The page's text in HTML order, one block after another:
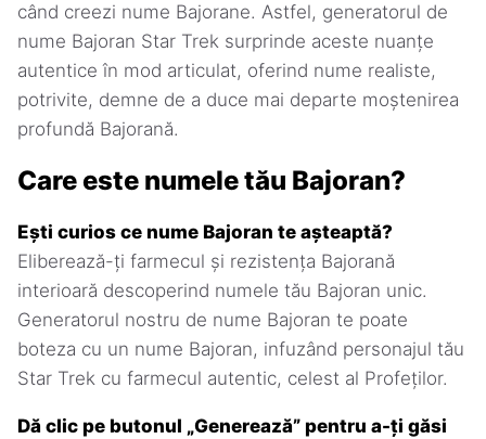
când creezi nume Bajorane. Astfel, generatorul de
nume Bajoran Star Trek surprinde aceste nuanțe
autentice în mod articulat, oferind nume realiste,
potrivite, demne de a duce mai departe moștenirea
profundă Bajorană.
Care este numele tău Bajoran?
Ești curios ce nume Bajoran te așteaptă?
Eliberează-ți farmecul și rezistența Bajorană
interioară descoperind numele tău Bajoran unic.
Generatorul nostru de nume Bajoran te poate
boteza cu un nume Bajoran, infuzând personajul tău
Star Trek cu farmecul autentic, celest al Profeților.
Dă clic pe butonul „Generează” pentru a-ți găsi